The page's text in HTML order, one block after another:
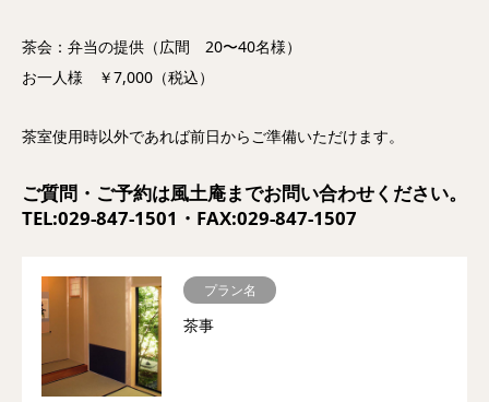
茶会：弁当の提供（広間 20〜40名様）
お一人様 ￥7,000（税込）
茶室使用時以外であれば前日からご準備いただけます。
ご質問・ご予約は風土庵までお問い合わせください。
TEL:029-847-1501・FAX:029-847-1507
プラン名
茶事